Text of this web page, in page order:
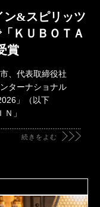
ン&スピリッツ
ＫＵＢＯＴＡ
賞
、代表取締役社
ターナショナル
」（以下
」
続きをよむ